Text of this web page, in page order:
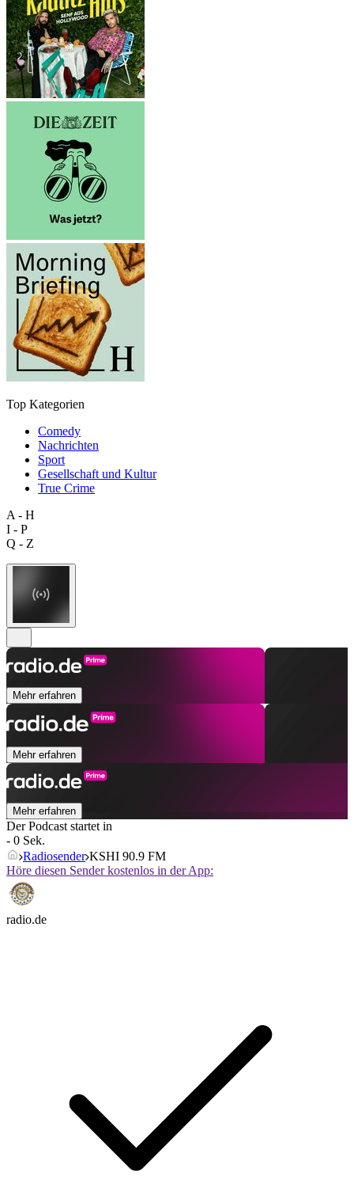
Top Kategorien
Comedy
Nachrichten
Sport
Gesellschaft und Kultur
True Crime
A - H
I - P
Q - Z
Mehr erfahren
Mehr erfahren
Mehr erfahren
Der Podcast startet in
- 0 Sek.
Radiosender KSHI 90.9 FM
Höre diesen Sender kostenlos in der App:
radio.de